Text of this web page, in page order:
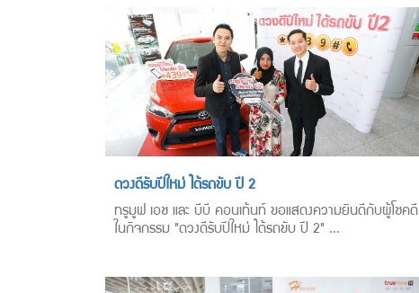
ดวงดีรับปีใหม่ ได้รถขับ ปี 2
ทรูมูฟ เอช และ บีบี คอนเท้นท์ ขอแสดงความยินดีกับผู้โชคดี
ในกิจกรรม "ดวงดีรับปีใหม่ ได้รถขับ ปี 2" ...